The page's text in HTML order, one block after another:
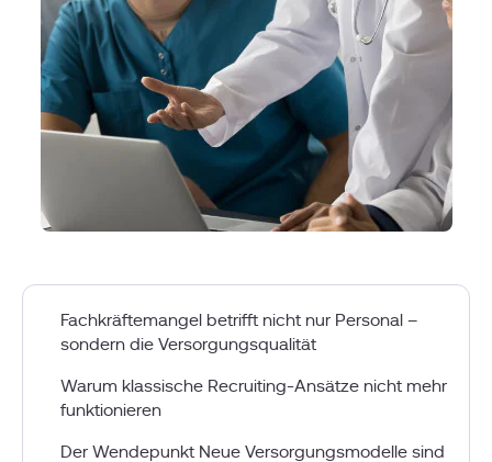
Fachkräftemangel betrifft nicht nur Personal –
sondern die Versorgungsqualität
Warum klassische Recruiting-Ansätze nicht mehr
funktionieren
Der Wendepunkt Neue Versorgungsmodelle sind